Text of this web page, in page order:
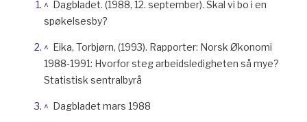
^ Dagbladet. (1988, 12. september). Skal vi bo i en
spøkelsesby?
^ Eika, Torbjørn, (1993). Rapporter: Norsk Økonomi
1988-1991: Hvorfor steg arbeidsledigheten så mye?
Statistisk sentralbyrå
^ Dagbladet mars 1988